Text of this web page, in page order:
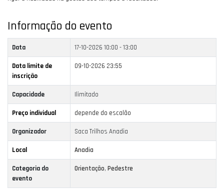
Informação do evento
Data 17-10-2026 10:00 - 13:00
Data limite de
inscrição
09-10-2026 23:55
Capacidade Ilimitado
Preço individual depende do escalão
Organizador Saca Trilhos Anadia
Local Anadia
Categoria do
evento
Orientação, Pedestre